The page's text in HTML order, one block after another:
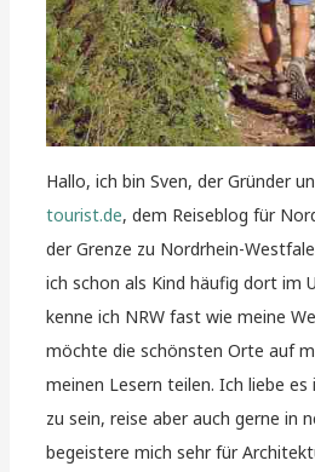
Hallo, ich bin Sven, der Gründer
tourist.de, dem Reiseblog für
der Grenze zu Nordrhein-
ich schon als Kind häufig dort im
kenne ich NRW fast wie meine
möchte die schönsten Orte auf
meinen Lesern teilen. Ich liebe
zu sein, reise aber auch gerne in
begeistere mich sehr für